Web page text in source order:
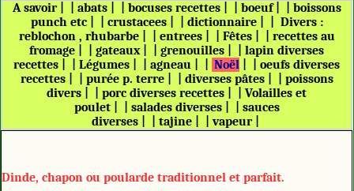
A savoir| abats| bocuses recettes| boeuf|
boissons
punch etc| crustacees| dictionnaire|
Divers :
reblochon , rhubarbe| entrees| Fêtes|
recettes au
fromage
|gateaux| |grenouilles |lapin diverses
recettes
|Légumes |agneau Noël |oeufs diverses
recettes| purée p. terre| diverses pâtes|
poissons
divers
|porc diverses recettes |Volailles et
poulet| salades diverses|
sauces
diverses| tajine| |vapeur|
Dinde, chapon ou poularde traditionnel et parfait.